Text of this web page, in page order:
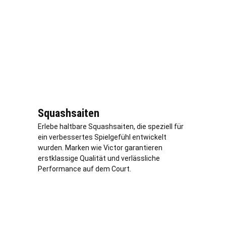
Squashsaiten
Erlebe haltbare Squashsaiten, die speziell für
ein verbessertes Spielgefühl entwickelt
wurden. Marken wie Victor garantieren
erstklassige Qualität und verlässliche
Performance auf dem Court.